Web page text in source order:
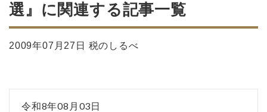
選』に関連する記事一覧
2009年07月27日 税のしるべ
令和8年08月03日